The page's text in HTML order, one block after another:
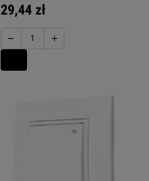
29,44 zł
− +